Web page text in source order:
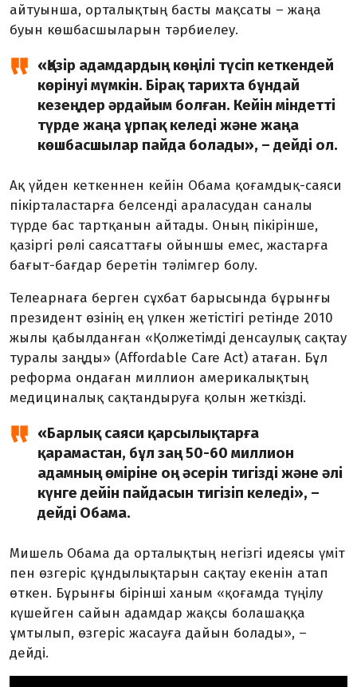
айтуынша, орталықтың басты мақсаты – жаңа
буын көшбасшыларын тәрбиелеу.
«Қазір адамдардың көңілі түсіп кеткендей
көрінуі мүмкін. Бірақ тарихта бұндай
кезеңдер әрдайым болған. Кейін міндетті
түрде жаңа ұрпақ келеді және жаңа
көшбасшылар пайда болады», – дейді ол.
Ақ үйден кеткеннен кейін Обама қоғамдық-саяси
пікірталастарға белсенді араласудан саналы
түрде бас тартқанын айтады. Оның пікірінше,
қазіргі рөлі саясаттағы ойыншы емес, жастарға
бағыт-бағдар беретін тәлімгер болу.
Телеарнаға берген сұхбат барысында бұрынғы
президент өзінің ең үлкен жетістігі ретінде 2010
жылы қабылданған «Қолжетімді денсаулық сақтау
туралы заңды» (Affordable Care Act) атаған. Бұл
реформа ондаған миллион америкалықтың
медициналық сақтандыруға қолын жеткізді.
«Барлық саяси қарсылықтарға
қарамастан, бұл заң 50-60 миллион
адамның өміріне оң әсерін тигізді және әлі
күнге дейін пайдасын тигізіп келеді», –
дейді Обама.
Мишель Обама да орталықтың негізгі идеясы үміт
пен өзгеріс құндылықтарын сақтау екенін атап
өткен. Бұрынғы бірінші ханым «қоғамда түңілу
күшейген сайын адамдар жақсы болашаққа
ұмтылып, өзгеріс жасауға дайын болады», –
дейді.